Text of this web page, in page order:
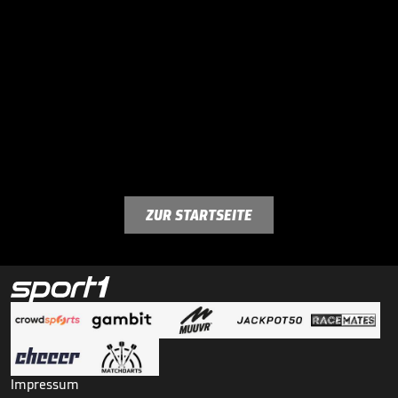
ZUR STARTSEITE
Impressum